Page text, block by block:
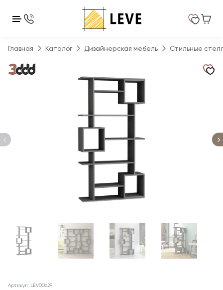
Главная Каталог Дизайнерская мебель Стильные
Артикул: LEV00629